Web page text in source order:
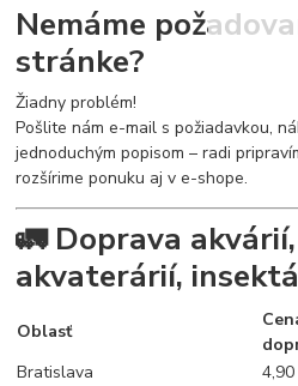
Nemáme
stránke?
Žiadny problém!
Pošlite nám e-mail s požiadavkou,
jednoduchým popisom – radi
rozšírime ponuku aj v e-shope.
🚛 Doprava
akvaterárií,
Oblasť
Bratislava